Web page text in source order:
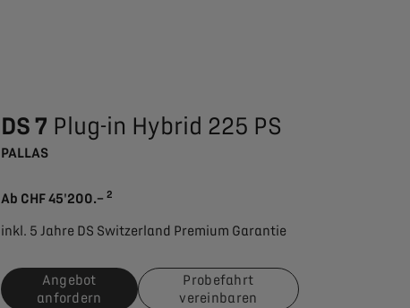
DS 7 Plug-in Hybrid 225 PS
PALLAS
Ab CHF 45'200.– 2
inkl. 5 Jahre DS Switzerland Premium Garantie
Angebot
anfordern
Probefahrt
vereinbaren